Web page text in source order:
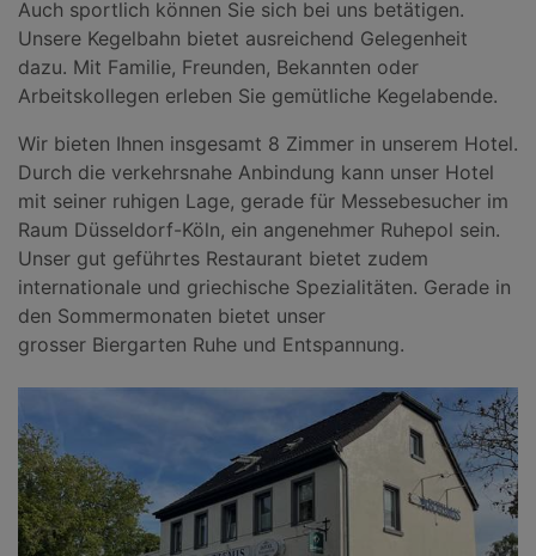
Auch sportlich können Sie sich bei uns betätigen.
Unsere Kegelbahn bietet ausreichend Gelegenheit
dazu. Mit Familie, Freunden, Bekannten oder
Arbeitskollegen erleben Sie gemütliche Kegelabende.
Wir bieten Ihnen insgesamt 8 Zimmer in unserem Hotel.
Durch die verkehrsnahe Anbindung kann unser Hotel
mit seiner ruhigen Lage, gerade für Messebesucher im
Raum Düsseldorf-Köln, ein angenehmer Ruhepol sein.
Unser gut geführtes Restaurant bietet zudem
internationale und griechische Spezialitäten. Gerade in
den Sommermonaten bietet unser
grosser Biergarten Ruhe und Entspannung.